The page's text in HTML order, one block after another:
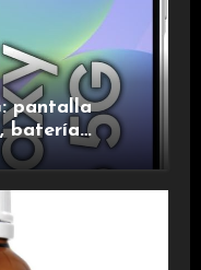
pantalla
batería
para una